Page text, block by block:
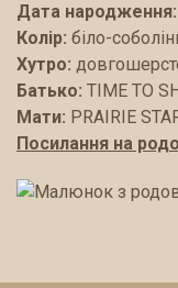
Дата народження:
Колір: біло-
Хутро:
Батько: TIME TO
Мати: PRAIRIE
Посилання на